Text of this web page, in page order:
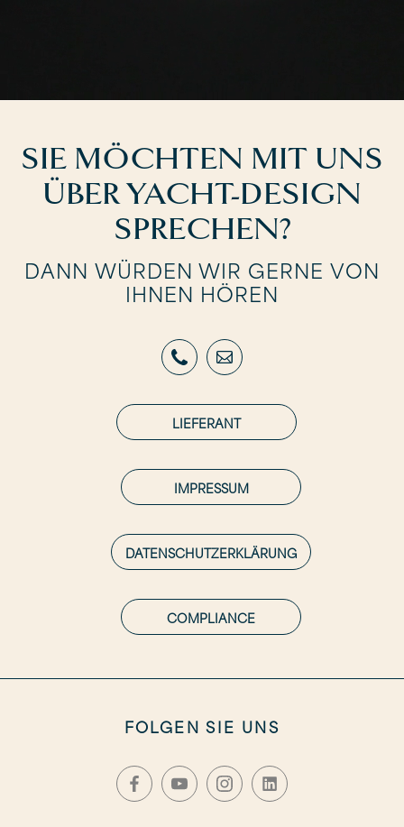
SIE MÖCHTEN MIT UNS
ÜBER YACHT-DESIGN
SPRECHEN?
DANN WÜRDEN WIR GERNE VON
IHNEN HÖREN
LIEFERANT
IMPRESSUM
DATENSCHUTZERKLÄRUNG
COMPLIANCE
FOLGEN SIE UNS